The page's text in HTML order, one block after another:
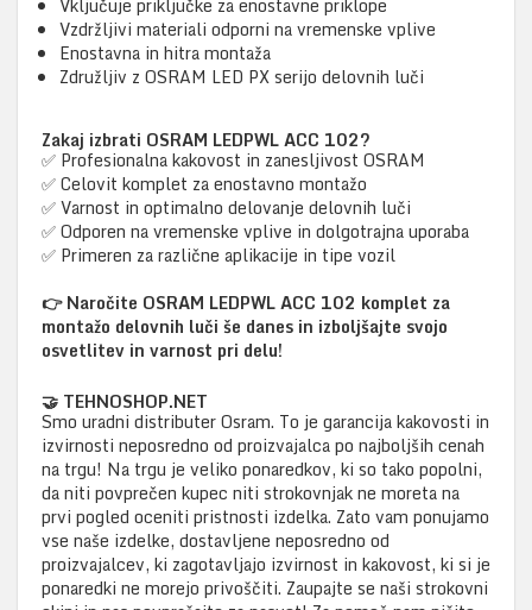
Vzdržljivi materiali odporni na vremenske vplive
Enostavna in hitra montaža
Združljiv z OSRAM LED PX serijo delovnih luči
Zakaj izbrati OSRAM LEDPWL ACC 102?
✅ Profesionalna kakovost in zanesljivost OSRAM
✅ Celovit komplet za enostavno montažo
✅ Varnost in optimalno delovanje delovnih luči
✅ Odporen na vremenske vplive in dolgotrajna uporaba
✅ Primeren za različne aplikacije in tipe vozil
👉 Naročite OSRAM LEDPWL ACC 102 komplet za
montažo delovnih luči še danes in izboljšajte svojo
osvetlitev in varnost pri delu!
🤝 TEHNOSHOP.NET
Smo uradni distributer Osram. To je garancija kakovosti in
izvirnosti neposredno od proizvajalca po najboljših cenah
na trgu! Na trgu je veliko ponaredkov, ki so tako popolni,
da niti povprečen kupec niti strokovnjak ne moreta na
prvi pogled oceniti pristnosti izdelka. Zato vam ponujamo
vse naše izdelke, dostavljene neposredno od
proizvajalcev, ki zagotavljajo izvirnost in kakovost, ki si je
ponaredki ne morejo privoščiti. Zaupajte se naši strokovni